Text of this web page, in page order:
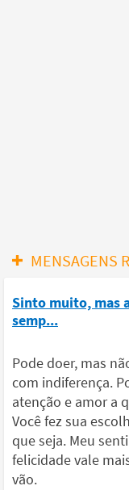
MENSAGENS
Sinto muito, mas
semp...
Pode doer, mas
com indiferença.
atenção e amor a
Você fez sua
que seja. Meu
felicidade vale
vão.